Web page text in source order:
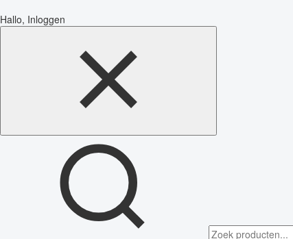
Hallo, Inloggen